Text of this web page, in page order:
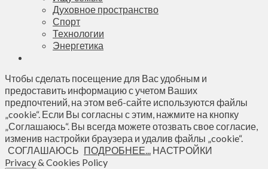
Духовное пространство
Спорт
Технологии
Энергетика
Чтобы сделать посещение для Вас удобным и
предоставить информацию с учетом Ваших
предпочтений, на этом веб-сайте используются файлы
„cookie“. Если Вы согласны с этим, нажмите на кнопку
„Соглашаюсь“. Вы всегда можете отозвать свое согласие,
изменив настройки браузера и удалив файлы „cookie“.
СОГЛАШАЮСЬ ПОДРОБНЕЕ... НАСТРОЙКИ
Privacy & Cookies Policy